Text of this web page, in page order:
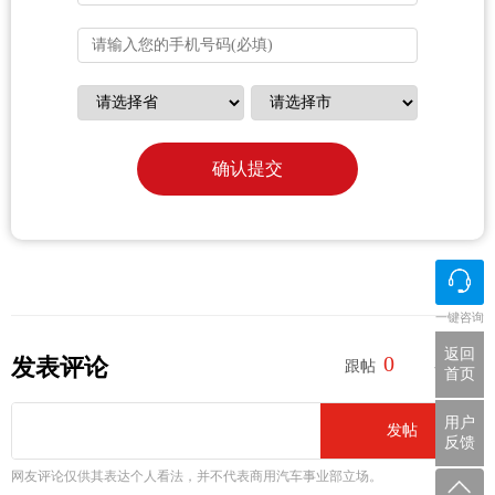
确认提交
发表评论 跟帖 0 参与 0
发帖
网友评论仅供其表达个人看法，并不代表商用汽车事业部立场。
一键咨询
返回
首页
用户
反馈